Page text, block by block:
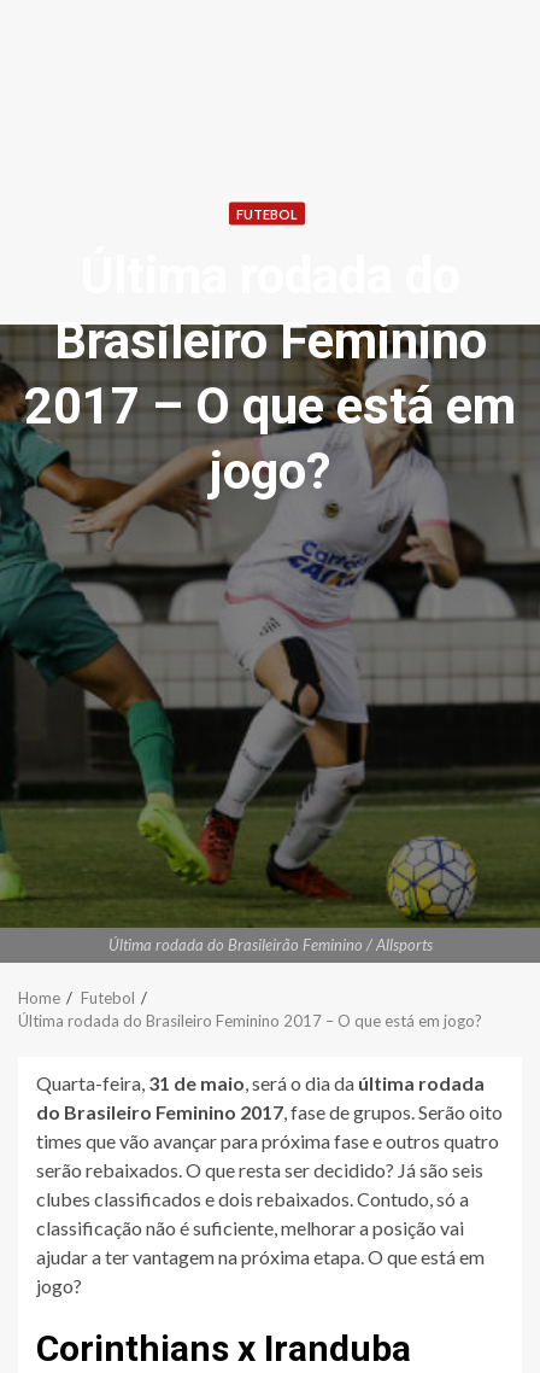
FUTEBOL
Brasileiro Feminino
2017 – O que está em
jogo?
Última rodada do Brasileirão Feminino / Allsports
Home
Futebol
Última rodada do Brasileiro Feminino 2017 – O que está em jogo?
Quarta-feira, 31 de maio, será o dia da última rodada
do Brasileiro Feminino 2017, fase de grupos. Serão oito
times que vão avançar para próxima fase e outros quatro
serão rebaixados. O que resta ser decidido? Já são seis
clubes classificados e dois rebaixados. Contudo, só a
classificação não é suficiente, melhorar a posição vai
ajudar a ter vantagem na próxima etapa. O que está em
jogo?
Corinthians x Iranduba